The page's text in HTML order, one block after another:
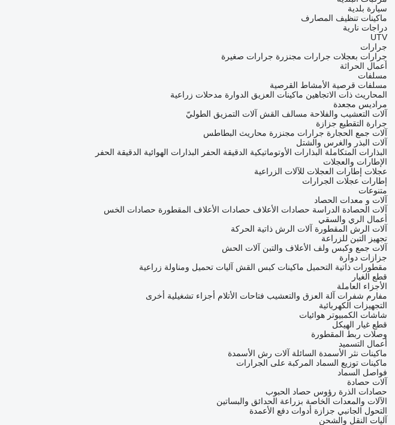
سيارة بلدية
ماكينات تنظيف المصارف
دراجات نارية
UTV
جرارات
جرارات بعجلات جرارات مجنزرة جرارات صغيرة
أعمال الحراثة
مسلفات
مسلفات قرصية الأمشاط القرصية
المحاريث ذات الاتجاهين ماكينات العزيق الدوارة مدحلات زراعية
مراديس مجعدة
آلات التعشيب والفلاحة مسالف القش آلات التمزيق الطوليّ
جرارة التقطيع جزازة
آلات جمع الحجارة جرارات مجنزرة محاريث البطاطس
آلات البذر والغرس والشتل
البذارات المتكاملة البذارات الأوتوماتيكية الدقيقة الحفر البذارات الهوائية الدقيقة الحفر
الإطارات والعجلات
عجلات إطارات العجلات للآلات الزراعية
إطارات عجلات الجرارات
متنوعات
آلات و معدات الحصاد
آلات الحصادة الدراسة حصادات الأعلاف حصادات الأعلاف المقطورة حصادات الخس
أعمال الري والسقي
آلات الرش المقطورة آلات الرش ذاتية الحركة
تجهيز التبن للزراعة
آلات جمع وكبس ولف الأعلاف والتبن آلات الحش
جزازات دوارة
مقطورات ذاتية التحميل ماكينات كبس القش آليات تحميل ومناولة زراعية
قطع الغيار
الأجزاء العاملة
مفارم شفرات آلة العزق والتعشيب فتاحات الأتلام أجزاء تشغيلية أخرى
التجهيزات الكهربائية
شاشات الكمبيوتر هوائيات
قطع غيار الهيكل
وصلات ربط المقطورة
أعمال التسميد
ماكينات نثر الأسمدة السائلة آلات رش الأسمدة
ماكينات توزيع السماد المركبة على الجرارات
فواصل السماد
آلات حصادة
حصادات الذرة رؤوس حصاد الحبوب
الآلات والمعدات الخاصة بزراعة الحدائق والبساتين
التحول الجانبي جزازة أدوات دفع الأعمدة
آليات النقل والشحن